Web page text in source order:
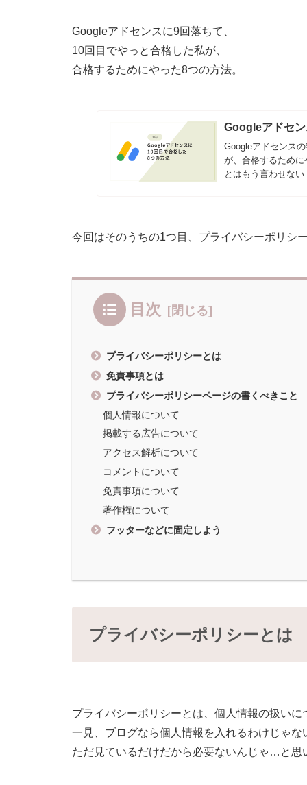
Googleアドセンスに9回落ちて、
10回目でやっと合格した私が、
合格するためにやった8つの方法。
Googleアドセン
Googleアドセンス
が、合格するために
とはもう言わせない
今回はそのうちの1つ目、プライバシーポリシ
目次
プライバシーポリシーとは
免責事項とは
プライバシーポリシーページの書くべきこと
個人情報について
掲載する広告について
アクセス解析について
コメントについて
免責事項について
著作権について
フッターなどに固定しよう
プライバシーポリシーとは
プライバシーポリシーとは、個人情報の扱いに
一見、ブログなら個人情報を入れるわけじゃな
ただ見ているだけだから必要ないんじゃ…と思